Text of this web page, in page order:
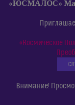
«ЮСМАЛОС»
«Космическое
Внимание!